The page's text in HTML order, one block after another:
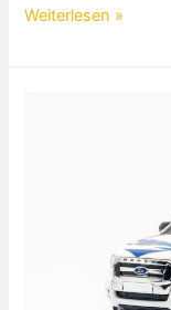
Ford
Weiterlesen »